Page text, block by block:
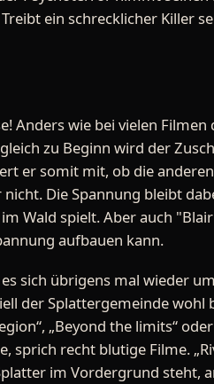
ein schrecklicher Killer
Anders wie bei vielen
zu Beginn wird der
er somit mit, ob die
Die Spannung bleibt
Wald spielt. Aber auch
aufbauen kann.
es sich übrigens mal wieder
der Splattergemeinde wohl
„Beyond the limits“
sprich recht blutige Filme.
im Vordergrund steht,